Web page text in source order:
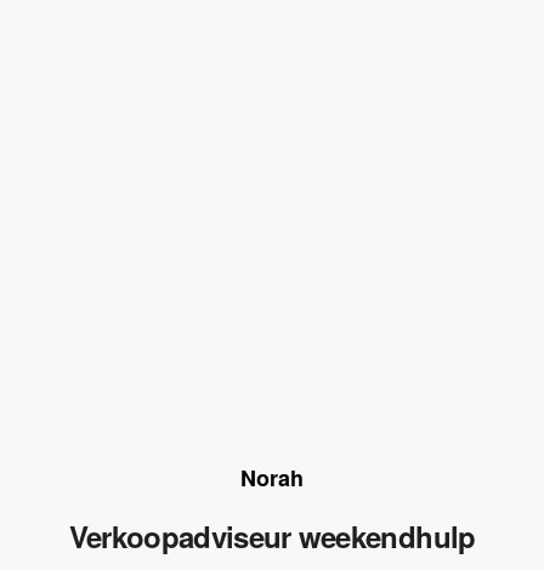
Norah
Verkoopadviseur weekendhulp